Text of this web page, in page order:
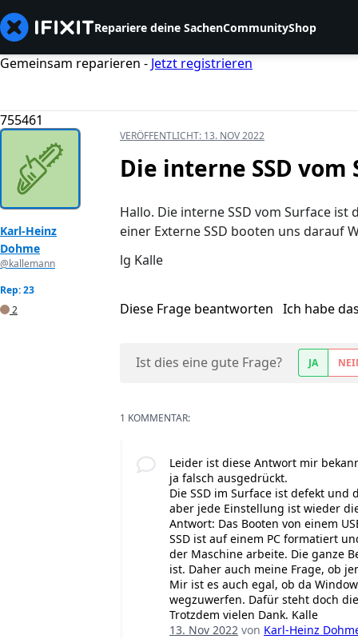
Repariere deine SachenCommunityShop
Gemeinsam reparieren - Jetzt registrieren
755461
Karl-Heinz
Dohme
@kallemann
Rep: 23
2
VERÖFFENTLICHT: 13. NOV 2022
Die interne SSD
Hallo. Die interne SSD vom Surface
einer Externe SSD booten uns darauf
lg Kalle
Diese Frage beantworten Ich habe
Ist dies eine gute Frage? JA
1 KOMMENTAR:
Leider ist diese Antwort mir
ja falsch ausgedrückt.
Die SSD im Surface ist defekt
aber jede Einstellung ist wieder
Antwort: Das Booten von einem
SSD ist auf einem PC formatiert
der Maschine arbeite. Die ganze
ist. Daher auch meine Frage, ob
Mir ist es auch egal, ob da
wegzuwerfen. Dafür steht doch
Trotzdem vielen Dank. Kalle
13. Nov 2022 von Karl-Heinz